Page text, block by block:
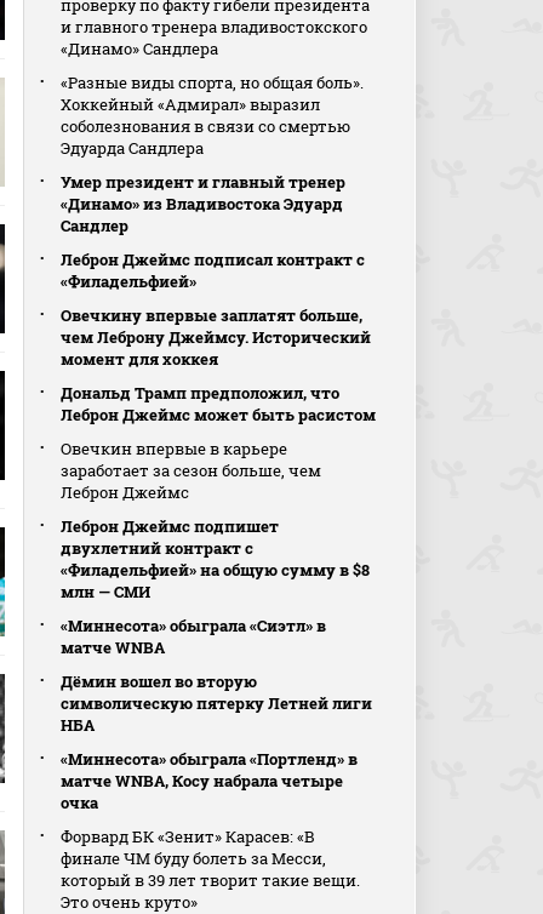
проверку по факту гибели президента
и главного тренера владивостокского
«Динамо» Сандлера
«Разные виды спорта, но общая боль».
Хоккейный «Адмирал» выразил
соболезнования в связи со смертью
Эдуарда Сандлера
Умер президент и главный тренер
«Динамо» из Владивостока Эдуард
Сандлер
Леброн Джеймс подписал контракт с
«Филадельфией»
Овечкину впервые заплатят больше,
чем Леброну Джеймсу. Исторический
момент для хоккея
Дональд Трамп предположил, что
Леброн Джеймс может быть расистом
Овечкин впервые в карьере
заработает за сезон больше, чем
Леброн Джеймс
Леброн Джеймс подпишет
двухлетний контракт с
«Филадельфией» на общую сумму в $8
млн — СМИ
«Миннесота» обыграла «Сиэтл» в
матче WNBA
Дёмин вошел во вторую
символическую пятерку Летней лиги
НБА
«Миннесота» обыграла «Портленд» в
матче WNBA, Косу набрала четыре
очка
Форвард БК «Зенит» Карасев: «В
финале ЧМ буду болеть за Месси,
который в 39 лет творит такие вещи.
Это очень круто»